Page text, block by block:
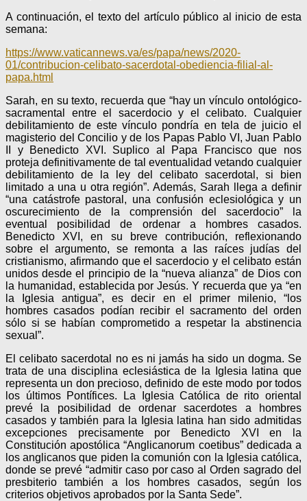
A continuación, el texto del artículo público al inicio de esta
semana:
https://www.vaticannews.va/es/papa/news/2020-
01/contribucion-celibato-sacerdotal-obediencia-filial-al-
papa.html
Sarah, en su texto, recuerda que “hay un vínculo ontológico-
sacramental entre el sacerdocio y el celibato. Cualquier
debilitamiento de este vínculo pondría en tela de juicio el
magisterio del Concilio y de los Papas Pablo VI, Juan Pablo
II y Benedicto XVI. Suplico al Papa Francisco que nos
proteja definitivamente de tal eventualidad vetando cualquier
debilitamiento de la ley del celibato sacerdotal, si bien
limitado a una u otra región”. Además, Sarah llega a definir
“una catástrofe pastoral, una confusión eclesiológica y un
oscurecimiento de la comprensión del sacerdocio” la
eventual posibilidad de ordenar a hombres casados.
Benedicto XVI, en su breve contribución, reflexionando
sobre el argumento, se remonta a las raíces judías del
cristianismo, afirmando que el sacerdocio y el celibato están
unidos desde el principio de la “nueva alianza” de Dios con
la humanidad, establecida por Jesús. Y recuerda que ya “en
la Iglesia antigua”, es decir en el primer milenio, “los
hombres casados podían recibir el sacramento del orden
sólo si se habían comprometido a respetar la abstinencia
sexual”.
El celibato sacerdotal no es ni jamás ha sido un dogma. Se
trata de una disciplina eclesiástica de la Iglesia latina que
representa un don precioso, definido de este modo por todos
los últimos Pontífices. La Iglesia Católica de rito oriental
prevé la posibilidad de ordenar sacerdotes a hombres
casados y también para la Iglesia latina han sido admitidas
excepciones precisamente por Benedicto XVI en la
Constitución apostólica “Anglicanorum coetibus” dedicada a
los anglicanos que piden la comunión con la Iglesia católica,
donde se prevé “admitir caso por caso al Orden sagrado del
presbiterio también a los hombres casados, según los
criterios objetivos aprobados por la Santa Sede”.